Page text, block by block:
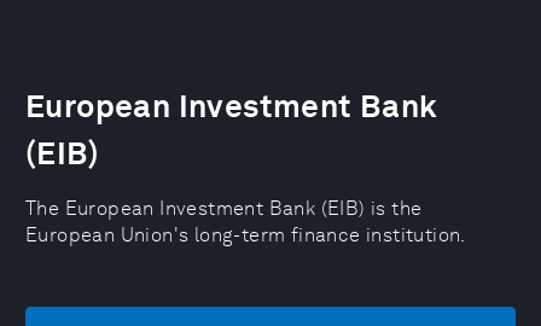
European Investment Bank
(EIB)
The European Investment Bank (EIB) is the
European Union's long-term finance institution.